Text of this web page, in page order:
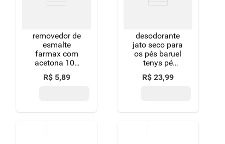
removedor de
esmalte
farmax com
acetona 100
R$ 5,89
desodorante
jato seco para
os pés baruel
tenys pé
original frasco
150ml spray
R$ 23,99
chocolate